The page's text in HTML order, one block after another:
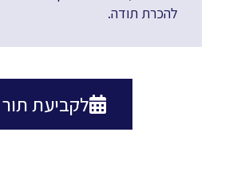
להכרת תודה.
לקביעת תור